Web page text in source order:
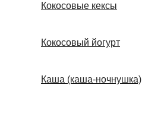
Кокосовые кексы
Кокосовый йогурт
Каша (каша-ночнушка)